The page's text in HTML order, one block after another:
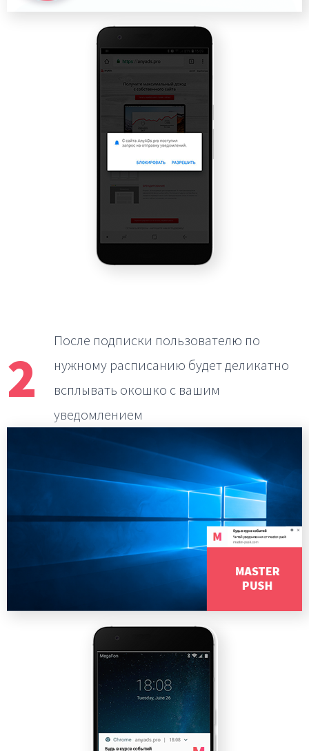
2
После подписки пользователю по
нужному расписанию будет деликатно
всплывать окошко с вашим
уведомлением